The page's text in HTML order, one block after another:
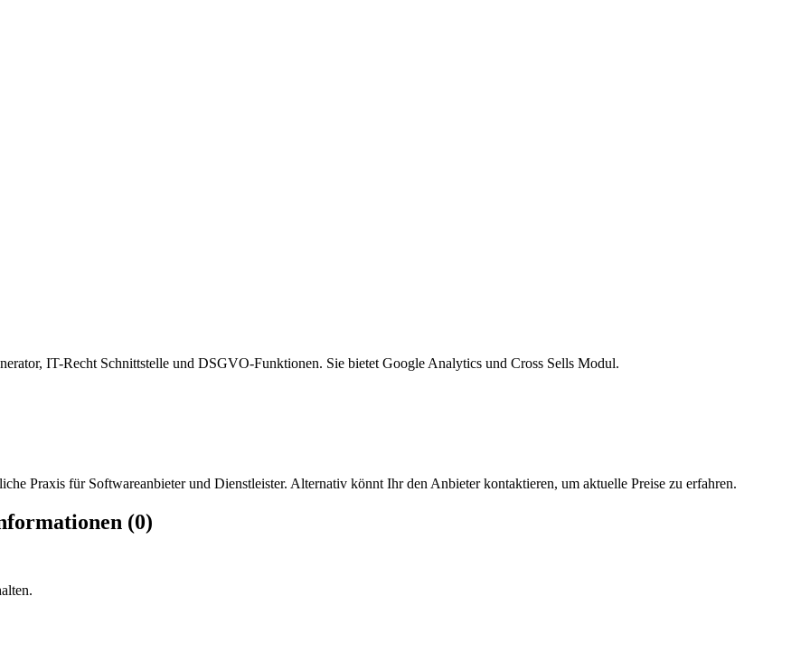
IT-Recht Schnittstelle und DSGVO-Funktionen. Sie bietet Google Analytics und Cross Sells Modul.
Praxis für Softwareanbieter und Dienstleister. Alternativ könnt Ihr den Anbieter kontaktieren, um aktuelle Preise zu erfahren.
(0)